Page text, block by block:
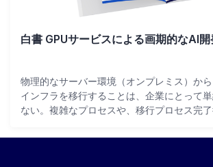
白書 GPUサービスによる画期的なAI
物理的なサーバー環境（オンプレミス）か
インフラを移行することは、企業にとって
ない。複雑なプロセスや、移行プロセス完
をクラウドに移行するための最も効果的で